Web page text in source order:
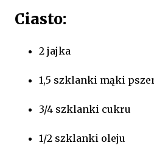
Ciasto:
2 jajka
1,5 szklanki mąki
3/4 szklanki cukru
1/2 szklanki oleju